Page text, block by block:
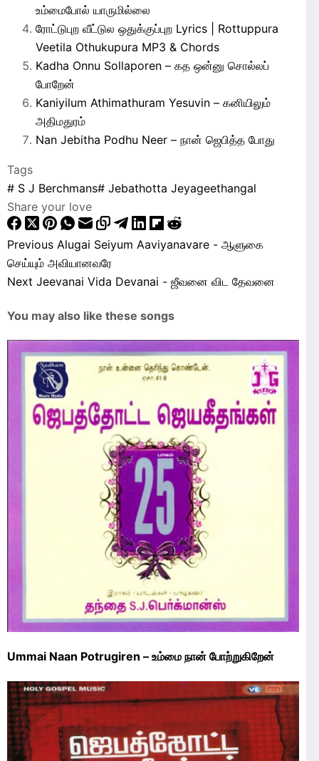
உம்மைபோல் யாருமில்லை
ரோட்டுபுற வீட்டுல ஒதுக்குப்புற Lyrics | Rottuppura
Veetila Othukupura MP3 & Chords
Kadha Onnu Sollaporen – கத ஒன்னு சொல்லப்
போறேன்
Kaniyilum Athimathuram Yesuvin – கனியிலும்
அதிமதுரம்
Nan Jebitha Podhu Neer – நான் ஜெபித்த போது
Tags
# S J Berchmans# Jebathotta Jeyageethangal
Share your love
Previous Alugai Seiyum Aaviyanavare - ஆளுகை
செய்யும் அவியானவரே
Next Jeevanai Vida Devanai - ஜீவனை விட தேவனை
You may also like these songs
Ummai Naan Potrugiren – உம்மை நான் போற்றுகிறேன்